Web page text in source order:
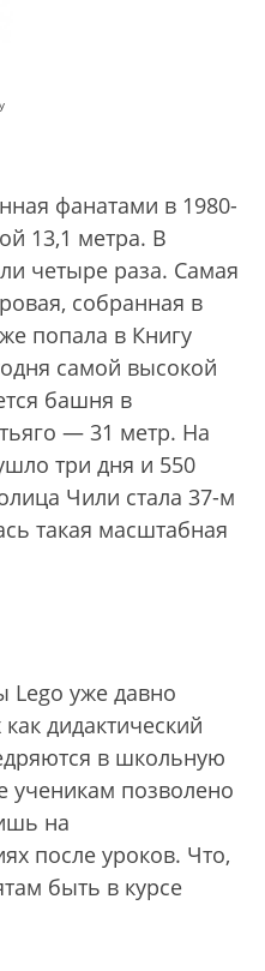
фанатами в 1980-
13,1 метра. В
четыре раза. Самая
собранная в
попала в Книгу
самой высокой
башня в
— 31 метр. На
три дня и 550
Чили стала 37-м
такая масштабная
Lego уже давно
дидактический
в школьную
ученикам позволено
на
после уроков. Что,
быть в курсе